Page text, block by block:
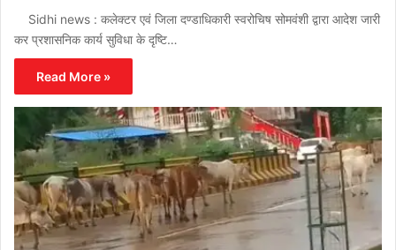
Sidhi news : कलेक्टर एवं जिला दण्डाधिकारी स्वरोचिष सोमवंशी द्वारा आदेश जारी
कर प्रशासनिक कार्य सुविधा के दृष्टि…
Read More »